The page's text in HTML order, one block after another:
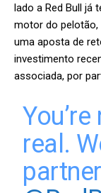
lado a Red Bull já
motor do pelotão,
uma aposta de
investimento
associada, por
real.